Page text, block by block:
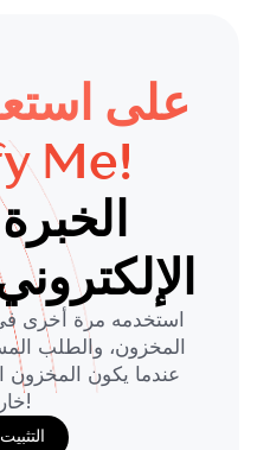
على
Me!
استخدمه مرة أخرى
المخزون، والطلب
عندما يكون
خارجًا!